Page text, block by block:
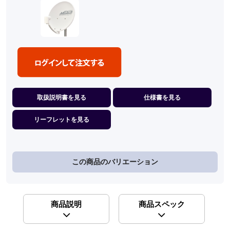
取扱説明書を見る 仕様書を見る
リーフレットを見る
この商品のバリエーション
商品説明 商品スペック